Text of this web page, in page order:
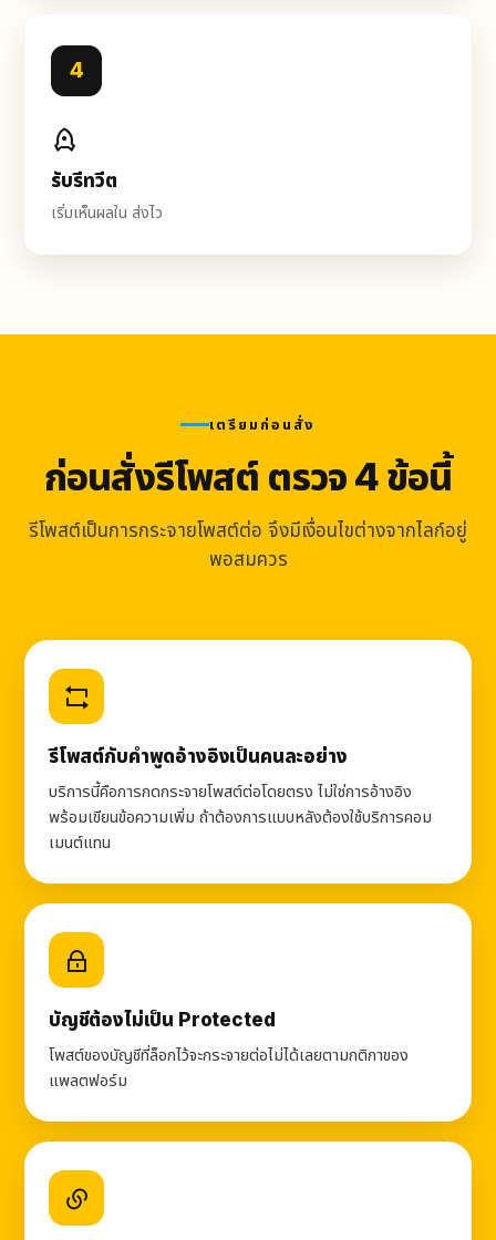
4
รับรีทวีต
เริ่มเห็นผลใน ส่งไว
เตรียมก่อนสั่ง
ก่อนสั่งรีโพสต์ ตรวจ 4 ข้อนี้
รีโพสต์เป็นการกระจายโพสต์ต่อ จึงมีเงื่อนไขต่างจากไลก์อยู่
พอสมควร
รีโพสต์กับคำพูดอ้างอิงเป็นคนละอย่าง
บริการนี้คือการกดกระจายโพสต์ต่อโดยตรง ไม่ใช่การอ้างอิง
พร้อมเขียนข้อความเพิ่ม ถ้าต้องการแบบหลังต้องใช้บริการคอม
เมนต์แทน
บัญชีต้องไม่เป็น Protected
โพสต์ของบัญชีที่ล็อกไว้จะกระจายต่อไม่ได้เลยตามกติกาของ
แพลตฟอร์ม